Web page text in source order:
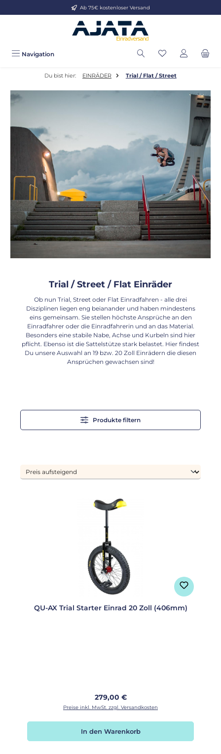
Zum Hauptinhalt springenAb 75€ kostenloser Versand
Navigation
Du bist hier: EINRÄDER Trial / Flat / Street
Trial / Street / Flat Einräder
Ob nun Trial, Street oder Flat Einradfahren - alle drei
Disziplinen liegen eng beianander und haben mindestens
eins gemeinsam. Sie stellen höchste Ansprüche an den
Einradfahrer oder die Einradfahrerin und an das Material.
Besonders eine stabile Nabe, Achse und Kurbeln sind hier
pflicht. Ebenso ist die Sattelstütze stark belastet. Hier findest
Du unsere Auswahl an 19 bzw. 20 Zoll Einrädern die diesen
Ansprüchen gewachsen sind!
Produkte filtern
QU-AX Trial Starter Einrad 20 Zoll (406mm)
Regulärer Preis:
279,00 €
Preise inkl. MwSt. zzgl. Versandkosten
In den Warenkorb